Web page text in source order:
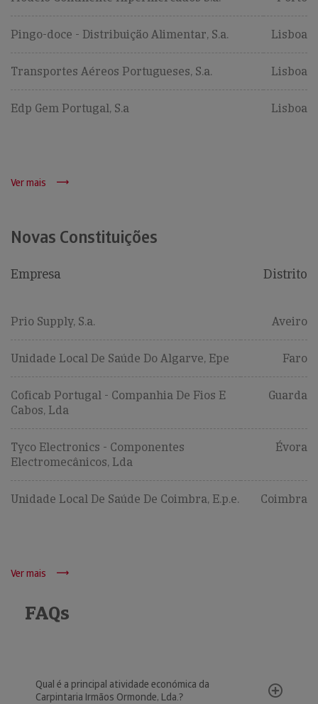
Pingo-doce - Distribuição Alimentar, S.a. Lisboa
Transportes Aéreos Portugueses, S.a. Lisboa
Edp Gem Portugal, S.a Lisboa
Ver mais
Novas Constituições
Empresa Distrito
Prio Supply, S.a. Aveiro
Unidade Local De Saúde Do Algarve, Epe Faro
Coficab Portugal - Companhia De Fios E
Cabos, Lda
Guarda
Tyco Electronics - Componentes
Electromecânicos, Lda
Évora
Unidade Local De Saúde De Coimbra, E.p.e. Coimbra
Ver mais
FAQs
Qual é a principal atividade económica da
Carpintaria Irmãos Ormonde, Lda.?